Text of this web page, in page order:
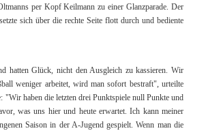
per Kopf Keilmann zu einer Glanzparade. Der
sich über die rechte Seite flott durch und bediente
hatten Glück, nicht den Ausgleich zu kassieren. Wir
weniger arbeitet, wird man sofort bestraft", urteilte
"Wir haben die letzten drei Punktspiele null Punkte und
was uns hier und heute erwartet. Ich kann meiner
Saison in der A-Jugend gespielt. Wenn man die